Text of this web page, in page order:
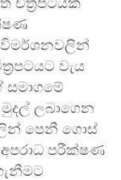
චිත්‍රපටයක්
විමර්ශනවලින්
වැය
ලබාගෙන
පෙනී ගොස්
පරීක්ෂණ